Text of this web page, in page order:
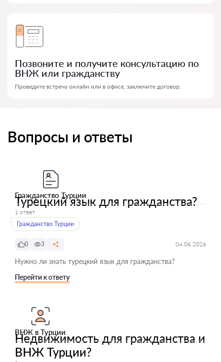
Позвоните и получите консультацию по
ВНЖ или гражданству
Проведите встречу онлайн или в офисе, заключите договор.
Вопросы и ответы
Гражданство Турции
Турецкий язык для гражданства?
1 ответ
Гражданство Турции
0 3 04.06.2026
Нужно ли знать турецкий язык для гражданства?
Перейти к ответу
ВНЖ в Турции
Недвижимость для гражданства и
ВНЖ Турции?